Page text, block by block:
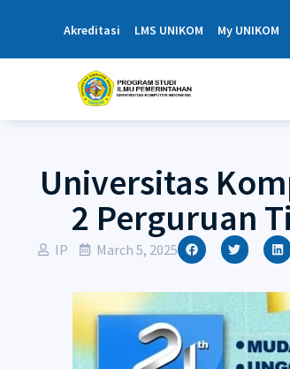
Akreditasi LMS UNIKOM My UNIKOM
Universitas
2 Perguruan
IP March 5, 2025